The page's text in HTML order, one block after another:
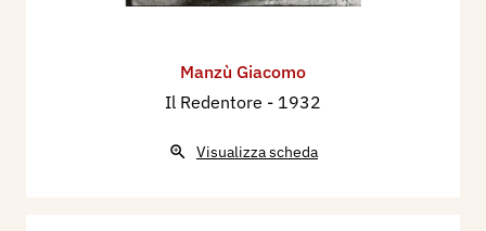
Manzù Giacomo
Il Redentore - 1932
Visualizza scheda